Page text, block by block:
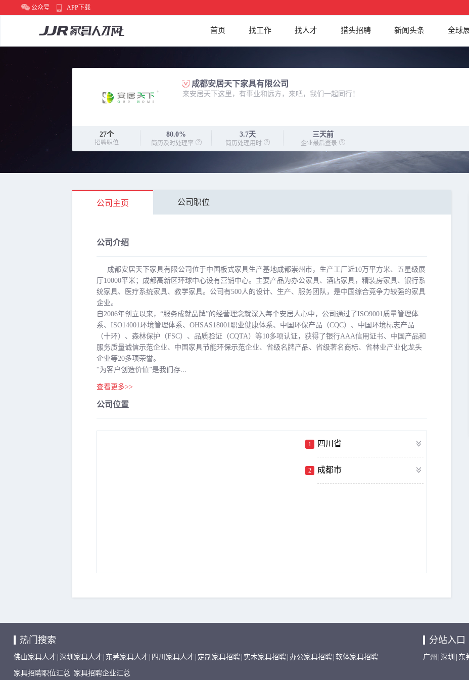
公众号 APP下载
首页 找工作 找人才 猎头招聘 新闻头条 全球
成都安居天下家具有限公司
来安居天下这里，有事业和远方，来吧，我们一起同行！
27个
招聘职位
80.0%
简历及时处理率
3.7天
简历处理用时
三天前
企业最后登录
公司主页 公司职位
公司介绍
成都安居天下家具有限公司位于中国板式家具生产基地成都崇州市，生产工厂近10万平方米、五星级展
厅10000平米；成都高新区环球中心设有营销中心。主要产品为办公家具、酒店家具，精装房家具、银行系
统家具、医疗系统家具、教学家具。公司有500人的设计、生产、服务团队，是中国综合竞争力较强的家具
企业。
自2006年创立以来，“服务成就品牌”的经营理念就深入每个安居人心中，公司通过了ISO9001质量管理体
系、ISO14001环境管理体系、OHSAS18001职业健康体系、中国环保产品（CQC）、中国环境标志产品
（十环）、森林保护（FSC）、品质验证（CQTA）等10多项认证，获得了银行AAA信用证书、中国产品和
服务质量诚信示范企业、中国家具节能环保示范企业、省级名牌产品、省级著名商标、省林业产业化龙头
企业等20多项荣誉。
“为客户创造价值”是我们存...
查看更多>>
公司位置
1 四川省
2 成都市
热门搜索
佛山家具人才 深圳家具人才 东莞家具人才 四川家具人才 定制家具招聘 实木家具招聘 办公家具招聘 软体家具招聘
家具招聘职位汇总 家具招聘企业汇总
分站入口
广州 深圳 东